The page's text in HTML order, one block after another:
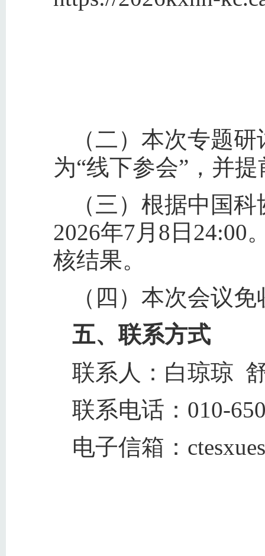
（二）本次专题
为“线下参会”，并
（三）根据中国
2026年7月8日24:00
核结果。
（四）本次会议
五、联系方式
联系人：白琼琼
联系电话：010-
电子信箱：